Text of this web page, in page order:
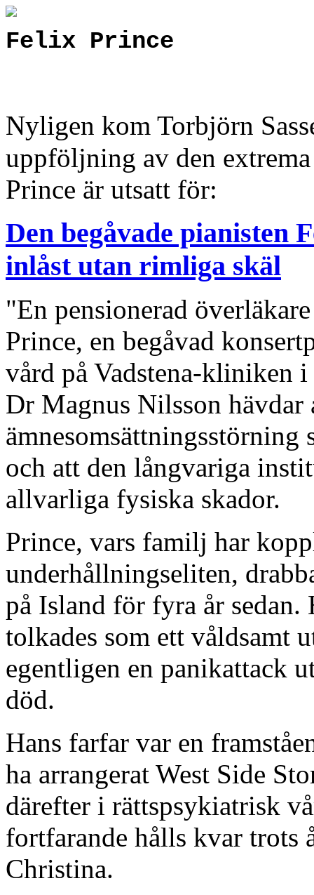
Felix Prince
Nyligen kom Torbjörn
uppföljning av den
Prince är utsatt för:
Den begåvade pianisten
inlåst utan rimliga skäl
"En pensionerad
Prince, en begåvad
vård på Vadstena-kliniken
Dr Magnus Nilsson hävdar
ämnesomsättningsstörning
och att den långvariga
allvarliga fysiska skador.
Prince, vars familj har
underhållningseliten,
på Island för fyra år
tolkades som ett våldsamt
egentligen en panikattack
död.
Hans farfar var en
ha arrangerat West Side
därefter i rättspsykiatrisk
fortfarande hålls kvar trots
Christina.